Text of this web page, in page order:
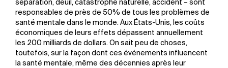
séparation, deuil, catastrophe naturelle, accident – sont
responsables de près de 50% de tous les problèmes de
santé mentale dans le monde. Aux États-Unis, les coûts
économiques de leurs effets dépassent annuellement
les 200 milliards de dollars. On sait peu de choses,
toutefois, sur la façon dont ces événements influencent
la santé mentale, même des décennies après leur